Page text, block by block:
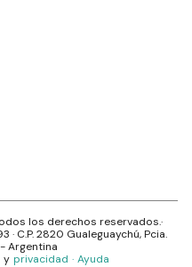
los derechos reservados.·
· C.P.2820 Gualeguaychú, Pcia.
- Argentina
y privacidad · Ayuda